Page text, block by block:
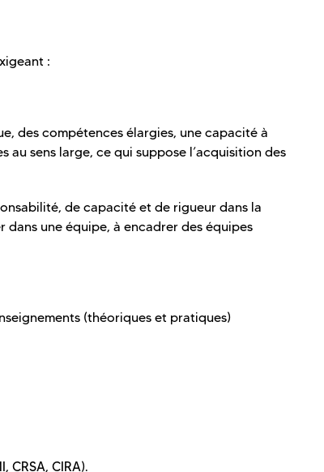
:
des compétences élargies, une capacité à
sens large, ce qui suppose l’acquisition des
de capacité et de rigueur dans la
une équipe, à encadrer des équipes
(théoriques et pratiques)
CRSA, CIRA).